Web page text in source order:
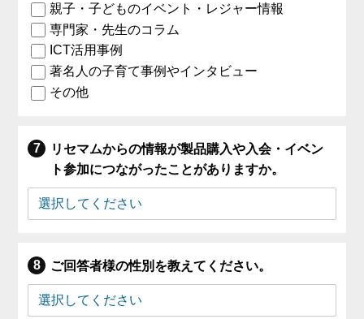
親子・子どものイベント・レジャー情報
専門家・先生のコラム
ICT活用事例
著名人の子育て事例やインタビュー
その他
リセマムからの情報が製品購入や入会・イベン
ト参加につながったことがありますか。
ご回答者様の性別を教えてください。